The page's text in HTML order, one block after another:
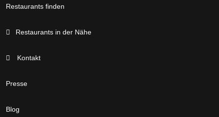
Restaurants finden
Restaurants in der Nähe
Kontakt
Presse
Blog